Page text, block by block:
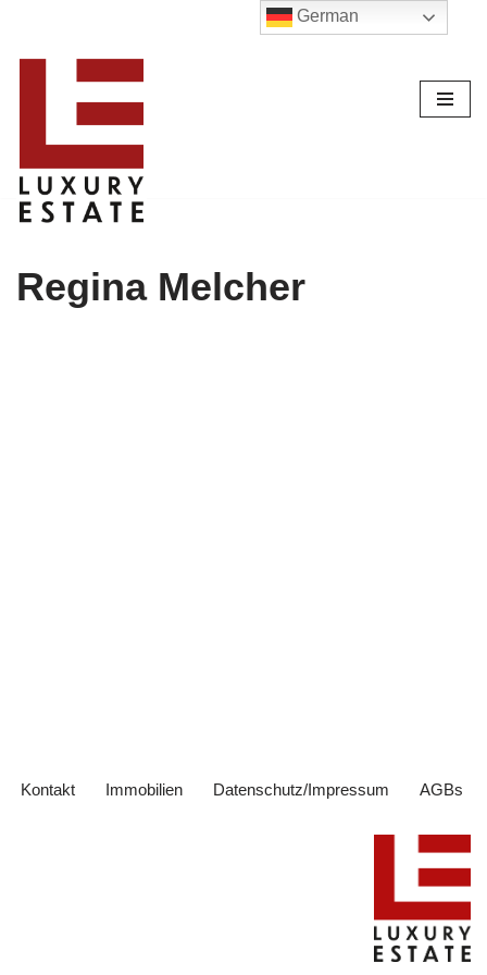
Zum
Regina Melcher
Kontakt Immobilien Datenschutz/Impressum AGBs
German